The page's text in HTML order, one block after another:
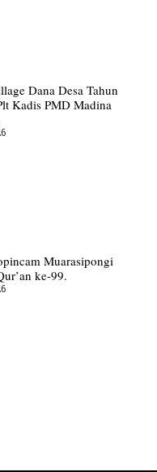
Dana Desa Tahun
Kadis PMD Madina
Muarasipongi
ke-99.